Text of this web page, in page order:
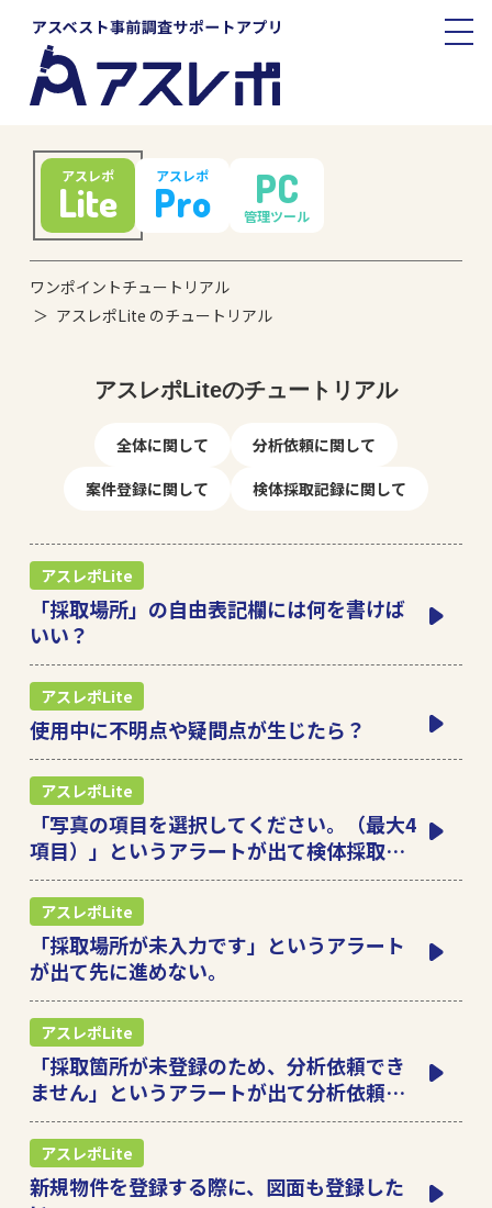
アスレポ
Lite
アスレポ
Pro PC
管理ツール
ワンポイントチュートリアル
アスレポLite のチュートリアル
アスレポLiteのチュートリアル
全体に関して
分析依頼に関して
案件登録に関して
検体採取記録に関して
アスレポLite
「採取場所」の自由表記欄には何を書けば
いい？
アスレポLite
使用中に不明点や疑問点が生じたら？
アスレポLite
「写真の項目を選択してください。（最大4
項目）」というアラートが出て検体採取記
録に進めない。
アスレポLite
「採取場所が未入力です」というアラート
が出て先に進めない。
アスレポLite
「採取箇所が未登録のため、分析依頼でき
ません」というアラートが出て分析依頼に
進めない。
アスレポLite
新規物件を登録する際に、図面も登録した